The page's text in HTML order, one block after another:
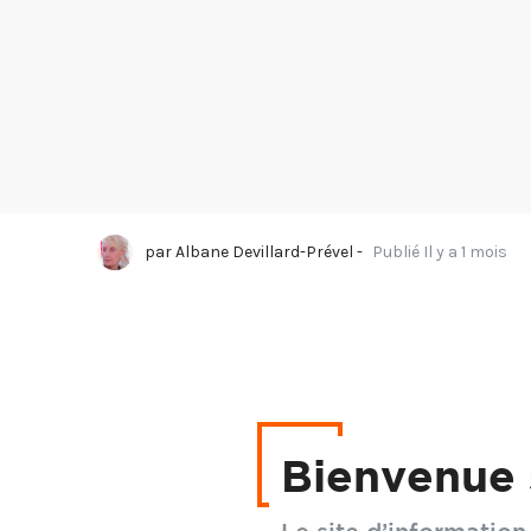
parAlbane Devillard-Prével - Publié Il y a 1 mois
Dotations de l’Etat
Bienvenue